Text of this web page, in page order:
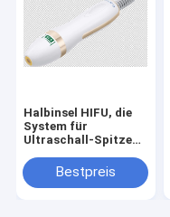
Halbinsel HIFU, die
System für
Ultraschall-Spitzen-
Schicht-5 abnimmt
Bestpreis